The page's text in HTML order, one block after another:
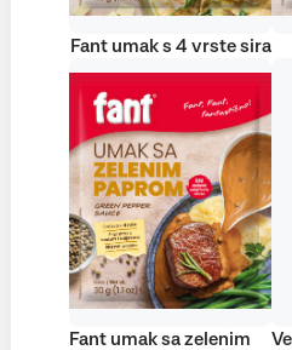
Fant umak s 4 vrste sira
Fant umak sa zelenim